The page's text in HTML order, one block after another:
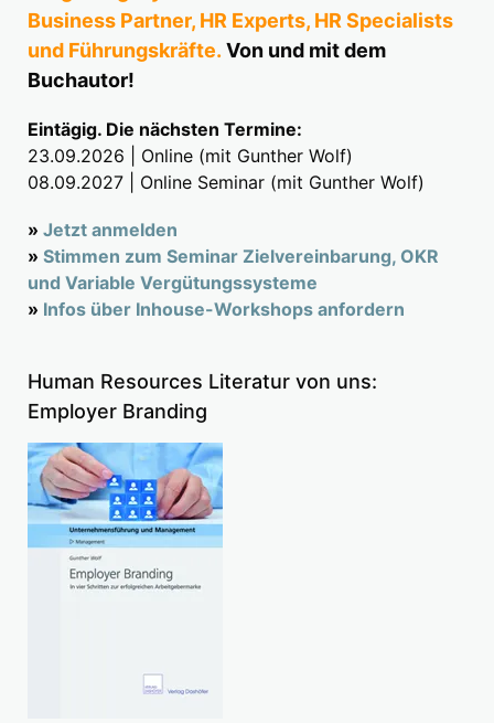
Business Partner, HR Experts, HR Specialists
und Führungskräfte. Von und mit dem
Buchautor!
Eintägig. Die nächsten Termine:
23.09.2026 | Online (mit Gunther Wolf)
08.09.2027 | Online Seminar (mit Gunther Wolf)
» Jetzt anmelden
» Stimmen zum Seminar Zielvereinbarung, OKR
und Variable Vergütungssysteme
» Infos über Inhouse-Workshops anfordern
Human Resources Literatur von uns:
Employer Branding